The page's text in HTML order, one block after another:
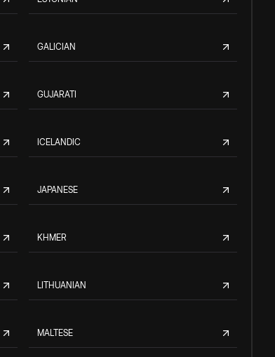
GALICIAN
GUJARATI
ICELANDIC
JAPANESE
KHMER
LITHUANIAN
MALTESE